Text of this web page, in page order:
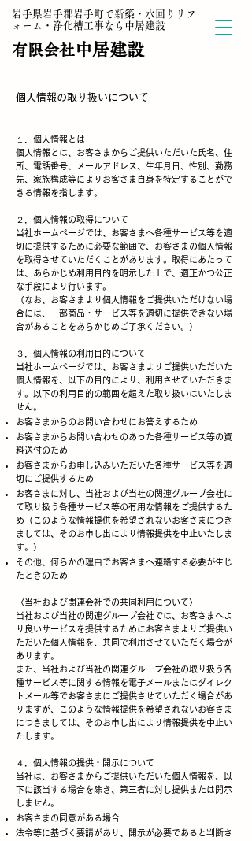
有限会社 中居建設
岩手県岩手郡岩手町で新築・水回りリフ
ォーム・浄化槽工事なら中居建設
個人情報の取り扱いについて
１．個人情報とは
個人情報とは、お客さまからご提供いただいた氏名、住
所、電話番号、メールアドレス、生年月日、性別、勤務
先、家族構成等によりお客さま自身を特定することがで
きる情報を指します。
２．個人情報の取得について
当社ホームページでは、お客さまへ各種サービス等を適
切に提供するために必要な範囲で、お客さまの個人情報
を取得させていただくことがあります。取得にあたって
は、あらかじめ利用目的を明示した上で、適正かつ公正
な手段により行います。
（なお、お客さまより個人情報をご提供いただけない場
合には、一部商品・サービス等を適切に提供できない場
合があることをあらかじめご了承ください。）
３．個人情報の利用目的について
当社ホームページでは、お客さまよりご提供いただいた
個人情報を、以下の目的により、利用させていただきま
す。以下の利用目的の範囲を超えた取り扱いはいたしま
せん。
お客さまからのお問い合わせにお答えするため
お客さまからお問い合わせのあった各種サービス等の資
料送付のため
お客さまからお申し込みいただいた各種サービス等を適
切にご提供するため
お客さまに対し、当社および当社の関連グループ会社に
て取り扱う各種サービス等の有用な情報をご提供するた
め（このような情報提供を希望されないお客さまにつき
ましては、そのお申し出により情報提供を中止いたしま
す。）
その他、何らかの理由でお客さまへ連絡する必要が生じ
たときのため
〈当社および関連会社での共同利用について〉
当社および当社の関連グループ会社では、お客さまへよ
り良いサービスを提供するためにお客さまよりご提供い
ただいた個人情報を、共同で利用させていただく場合が
あります。
また、当社および当社の関連グループ会社の取り扱う各
種サービス等に関する情報を電子メールまたはダイレク
トメール等でお客さまにご提供させていただく場合があ
りますが、このような情報提供を希望されないお客さま
につきましては、そのお申し出により情報提供を中止い
たします。
４．個人情報の提供・開示について
当社は、お客さまからご提供いただいた個人情報を、以
下に該当する場合を除き、第三者に対し提供または開示
しません。
お客さまの同意がある場合
法令等に基づく要請があり、開示が必要であると判断さ